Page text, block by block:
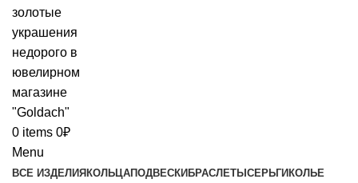
0 items 0₽
Menu
ВСЕ ИЗДЕЛИЯ КОЛЬЦАПОДВЕСКИ БРАСЛЕТЫ СЕРЬГИ КОЛЬЕ